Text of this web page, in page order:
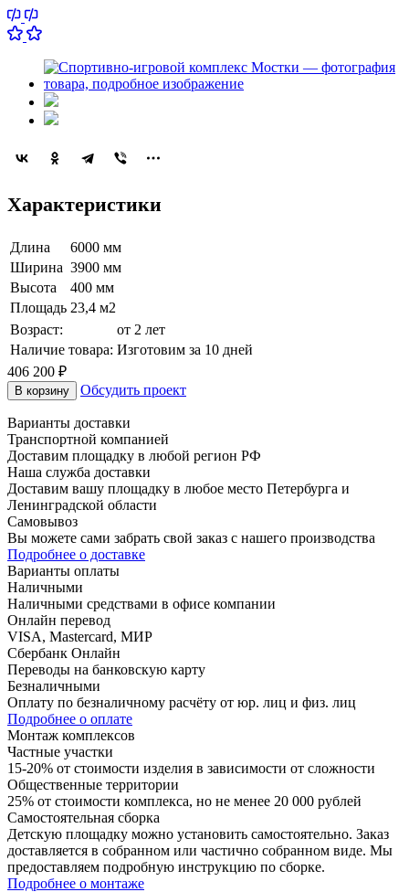
Характеристики
Длина
6000 мм
Ширина 3900 мм
Высота
400 мм
Площадь 23,4 м2
Возраст:
от 2 лет
Наличие товара: Изготовим за 10 дней
406 200 ₽
В корзину Обсудить проект
Варианты доставки
Транспортной компанией
Доставим площадку в любой регион РФ
Наша служба доставки
Доставим вашу площадку в любое место Петербурга и
Ленинградской области
Самовывоз
Вы можете сами забрать свой заказ с нашего производства
Подробнее о доставке
Варианты оплаты
Наличными
Наличными средствами в офисе компании
Онлайн перевод
VISA, Mastercard, МИР
Сбербанк Онлайн
Переводы на банковскую карту
Безналичными
Оплату по безналичному расчёту от юр. лиц и физ. лиц
Подробнее о оплате
Монтаж комплексов
Частные участки
15-20% от стоимости изделия в зависимости от сложности
Общественные территории
25% от стоимости комплекса, но не менее 20 000 рублей
Самостоятельная сборка
Детскую площадку можно установить самостоятельно. Заказ
доставляется в собранном или частично собранном виде. Мы
предоставляем подробную инструкцию по сборке.
Подробнее о монтаже